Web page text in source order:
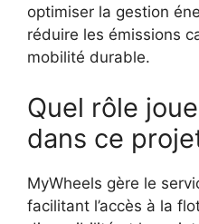
optimiser la gestion
réduire les émissions
mobilité durable.
Quel rôle
dans ce
MyWheels gère le
facilitant l’accès à la